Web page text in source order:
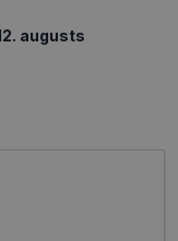
augusts